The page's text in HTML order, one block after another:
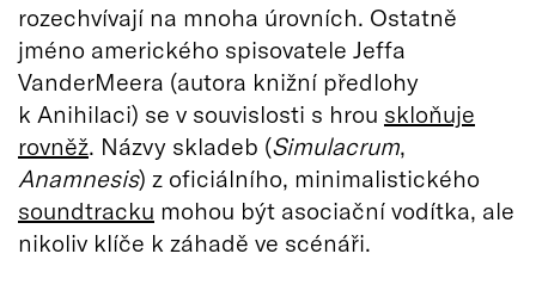
rozechvívají na mnoha úrovních. Ostatně
jméno amerického spisovatele Jeffa
VanderMeera (autora knižní předlohy
k Anihilaci) se v souvislosti s hrou skloňuje
rovněž. Názvy skladeb (Simulacrum,
Anamnesis) z oficiálního, minimalistického
soundtracku mohou být asociační vodítka, ale
nikoliv klíče k záhadě ve scénáři.